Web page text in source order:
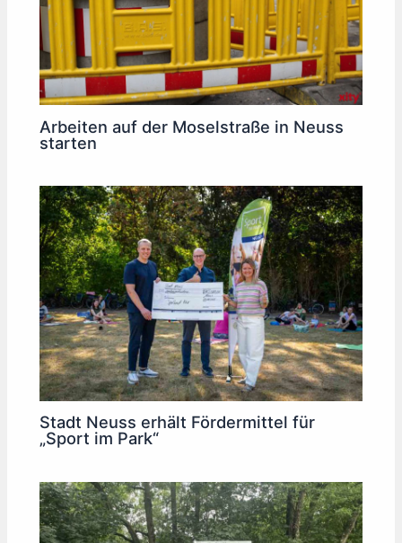
Arbeiten auf der Moselstraße in Neuss
starten
Stadt Neuss erhält Fördermittel für
„Sport im Park“